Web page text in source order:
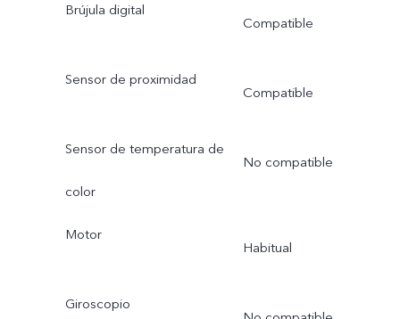
Brújula digital
Compatible
Sensor de proximidad
Compatible
Sensor de temperatura de
color
No compatible
Motor
Habitual
Giroscopio